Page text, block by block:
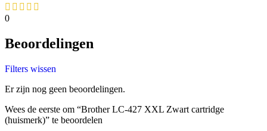
0
Beoordelingen
Filters wissen
Er zijn nog geen beoordelingen.
Wees de eerste om “Brother LC-427 XXL Zwart cartridge
(huismerk)” te beoordelen